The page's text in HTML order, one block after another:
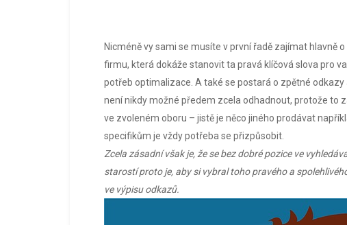
Nicméně vy sami se musíte v první řadě zajímat hlavně
firmu, která dokáže stanovit ta pravá klíčová slova pro
potřeb optimalizace. A také se postará o zpětné
není nikdy možné předem zcela odhadnout, protože to
ve zvoleném oboru – jistě je něco jiného prodávat
specifikům je vždy potřeba se přizpůsobit.
Zcela zásadní však je, že se bez dobré pozice ve
starostí proto je, aby si vybral toho pravého a
ve výpisu odkazů.